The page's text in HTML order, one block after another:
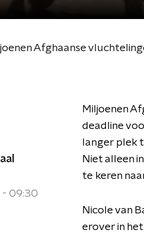
Afghaanse
09:30
Miljoenen
deadline
langer plek
Niet alleen
te keren
Nicole van
erover in het